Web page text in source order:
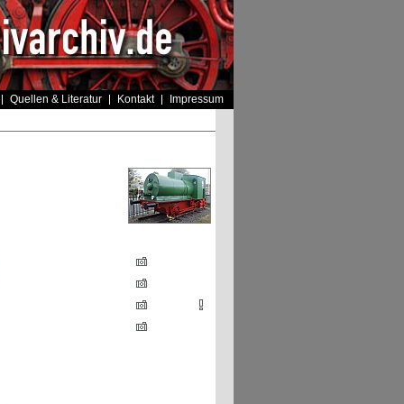
Quellen & Literatur Kontakt Impressum